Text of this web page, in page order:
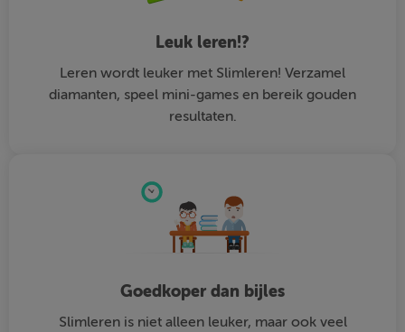
Leuk leren!?
Leren wordt leuker met Slimleren! Verzamel
diamanten, speel mini-games en bereik gouden
resultaten.
Goedkoper dan bijles
Slimleren is niet alleen leuker, maar ook veel